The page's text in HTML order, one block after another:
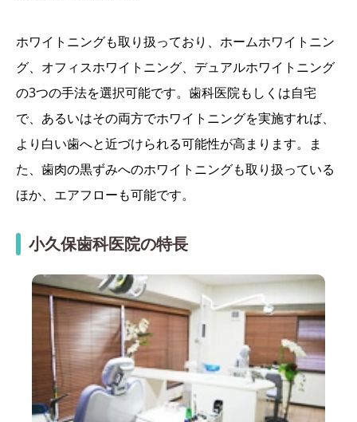
ホワイトニングも取り扱っており、ホームホワイトニン
グ、オフィスホワイトニング、デュアルホワイトニング
の3つの手法を選択可能です。歯科医院もしくは自宅
で、あるいはその両方でホワイトニングを実施すれば、
より白い歯へと近づけられる可能性が高まります。ま
た、歯肉の黒ずみへのホワイトニングも取り扱っている
ほか、エアフローも可能です。
小久保歯科医院の特長